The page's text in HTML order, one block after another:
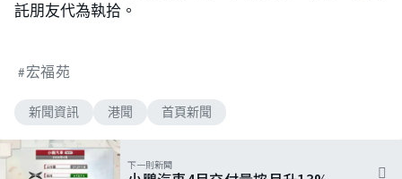
託朋友代為執拾。
宏福苑
新聞資訊 港聞 首頁新聞
下一則新聞